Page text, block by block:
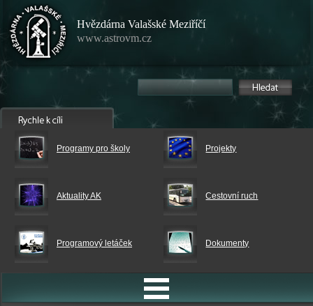
Hvězdárna Valašské Meziříčí
www.astrovm.cz
Programy pro školy Projekty
Aktuality AK Cestovní ruch
Programový letáček Dokumenty